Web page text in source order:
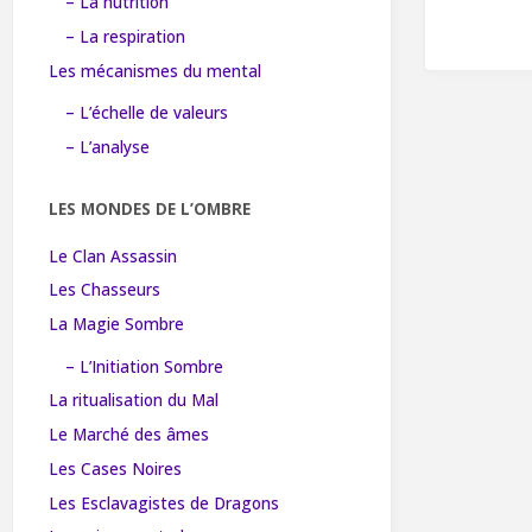
– La respiration
Les mécanismes du mental
– L’échelle de valeurs
– L’analyse
LES MONDES DE L’OMBRE
Le Clan Assassin
Les Chasseurs
La Magie Sombre
– L’Initiation Sombre
La ritualisation du Mal
Le Marché des âmes
Les Cases Noires
Les Esclavagistes de Dragons